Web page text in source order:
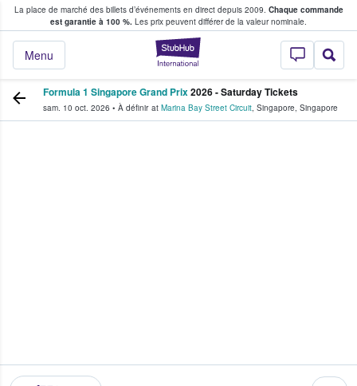
La place de marché des billets d’événements en direct depuis 2009. Chaque commande
est garantie à 100 %. Les prix peuvent différer de la valeur nominale.
StubHub - Où
Menu
fans achètent et vendent des billets
Formula 1 Singapore Grand Prix2026 - Saturday Tickets
sam. 10 oct. 2026 • À définir at Marina Bay Street Circuit, Singapore, Singapore